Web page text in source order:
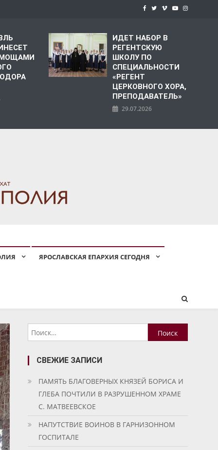
МОЩАМИ
ИДЕТ НАБОР В
РЕГЕНТСКУЮ
ШКОЛУ ПО
СПЕЦИАЛЬНОСТИ
«РЕГЕНТ
ЦЕРКОВНОГО ХОРА,
ПРЕПОДАВАТЕЛЬ»
29.07.2026
ЯРОСЛАВСКАЯ ЕПАРХИЯ СЕГОДНЯ
Найти:
СВЕЖИЕ ЗАПИСИ
ПАМЯТЬ БЛАГОВЕРНЫХ КНЯЗЕЙ БОРИСА И
ГЛЕБА ПОЧТИЛИ В РАЗРУШЕННОМ ХРАМЕ
С. МАТВЕЕВСКОЕ
НАПУТСТВИЕ ВОИНОВ В ГАРНИЗОННОМ
ГОСПИТАЛЕ